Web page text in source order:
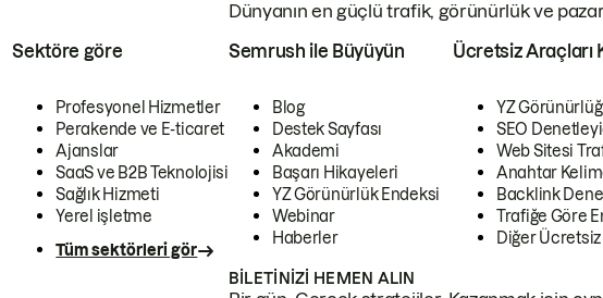
Dünyanın en güçlü trafik, görünürlük ve
Sektöre göre
Profesyonel Hizmetler
Perakende ve E-ticaret
Ajanslar
SaaS ve B2B Teknolojisi
Sağlık Hizmeti
Yerel işletme
Tüm sektörleri gör
Semrush ile Büyüyün
Blog
Destek Sayfası
Akademi
Başarı Hikayeleri
YZ Görünürlük Endeksi
Webinar
Haberler
Ücretsiz Araçları
YZ
SEO
Web Sitesi
Anahtar
Backlink
Trafiğe Göre
Diğer
BILETINIZI HEMEN ALIN